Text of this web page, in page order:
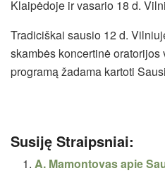
Klaipėdoje ir vasario 18 d.
Tradiciškai sausio 12 d.
skambės koncertinė oratorijos
programą žadama kartoti
Susiję Straipsniai:
A. Mamontovas apie